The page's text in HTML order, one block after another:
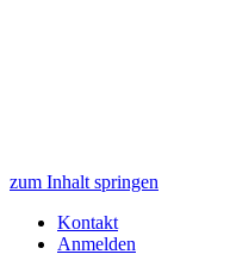
zum Inhalt springen
Kontakt
Anmelden